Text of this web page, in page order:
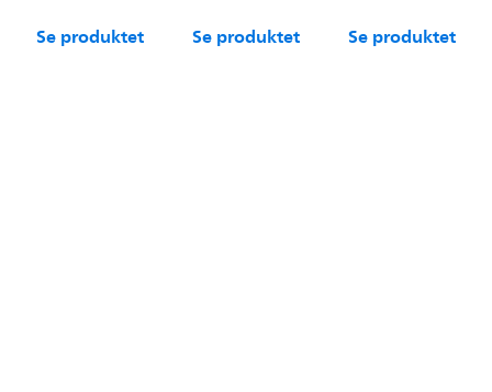
Se produktet Se produktet Se produktet